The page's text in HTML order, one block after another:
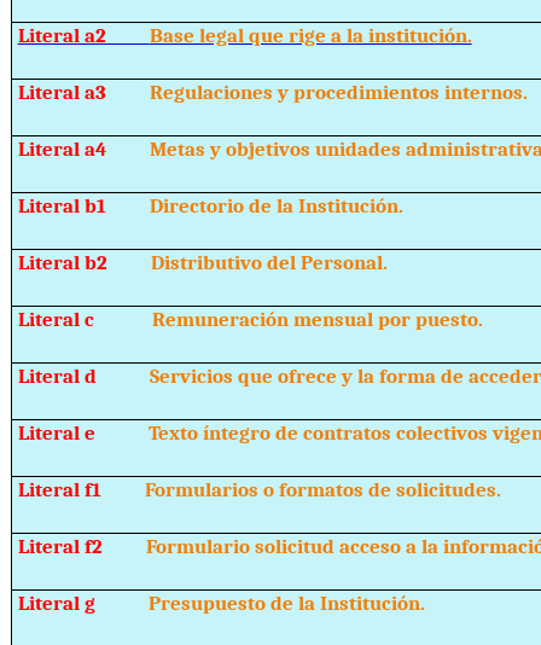
Literal a2 Base legal que rige a la institución.
Literal a3 Regulaciones y procedimientos internos.
Literal a4 Metas y objetivos unidades
Literal b1 Directorio de la Institución.
Literal b2 Distributivo del Personal.
Literal c Remuneración mensual por puesto.
Literal d Servicios que ofrece y la forma de acceder
Literal e Texto íntegro de contratos colectivos
Literal f1 Formularios o formatos de solicitudes.
Literal f2 Formulario solicitud acceso a la
Literal g Presupuesto de la Institución.